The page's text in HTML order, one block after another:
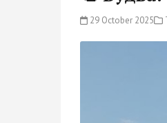
29 October 2025